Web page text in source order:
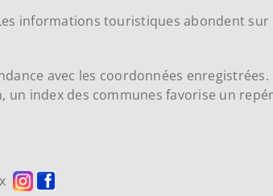
informations touristiques abondent sur
avec les coordonnées enregistrées.
index des communes favorise un